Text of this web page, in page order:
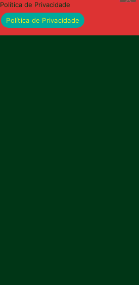
Política de Privacidade
Política de Privacidade